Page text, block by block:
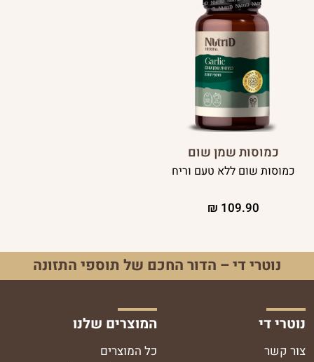
כמוסות שמן שום
כמוסות שום ללא טעם וריח
109.90
₪
נוטרי די – הדור החכם של תוספי התזונה
נוטרי די
צור קשר
המוצרים שלנו
כל המוצרים